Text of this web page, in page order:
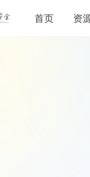
首页 资